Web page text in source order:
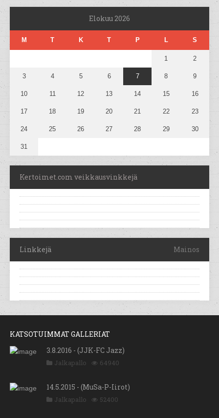
Elokuu 2026
M T K T P L S
1 2
3 4 5 6 7 8 9
10 11 12 13 14 15 16
17 18 19 20 21 22 23
24 25 26 27 28 29 30
31
Kertoimet.com veikkausvinkkejä
Linkkejä Mainos
KATSOTUIMMAT GALLERIAT
3.8.2016 - (JJK-FC Jazz)
Jalkapallo 64940
14.5.2015 - (MuSa-P-Iirot)
Jalkapallo 52400